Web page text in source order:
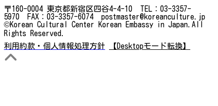
〒160-0004 東京都新宿区四谷4-4-10 TEL：03-3357-
5970 FAX：03-3357-6074 postmaster@koreanculture.jp
©Korean Cultural Center Korean Embassy in Japan.All
Rights Reserved.
利用約款・個人情報処理方針
【Desktopモード転換】